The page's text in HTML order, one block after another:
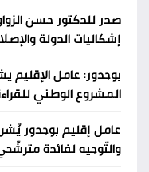
صدر للدكتور حسن
إشكاليات الدولة
بوجدور: عامل
المشروع الوطني
عامل إقليم بوجدور
والتّوجيه لفائدة